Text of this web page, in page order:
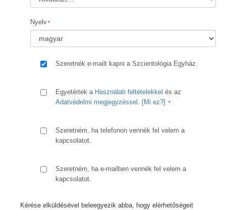
Nyelv
Szeretnék e-mailt kapni a Szcientológia Egyház.
Egyetértek a Használati feltételekkel és az
Adatvédelmi megjegyzéssel . [Mi ez?]
Szeretném, ha telefonon vennék fel velem a
kapcsolatot.
Szeretném, ha e-mailben vennék fel velem a
kapcsolatot.
Kérése elküldésével beleegyezik abba, hogy elérhetőségeit